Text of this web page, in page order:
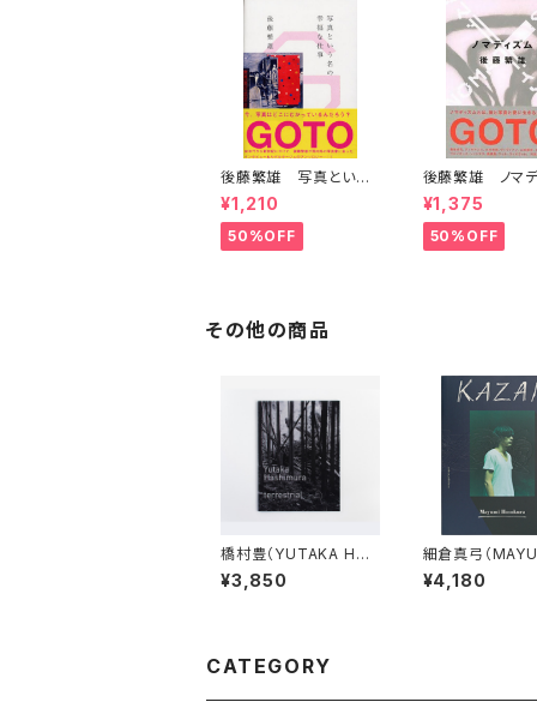
後藤繁雄 写真という
名の幸福な仕事
¥1,210
50%OFF
後藤繁雄 ノマ
¥1,375
50%OFF
その他の商品
橋村豊（YUTAKA HAS
HIMURA）terrestrial
¥3,850
細倉真弓（
OSOKURA）
¥4,180
CATEGORY